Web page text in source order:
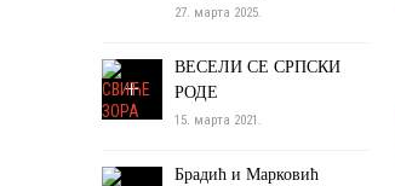
27. марта 2025.
ВЕСЕЛИ СЕ СРПСКИ
РОДЕ
15. марта 2021.
Брадић и Марковић